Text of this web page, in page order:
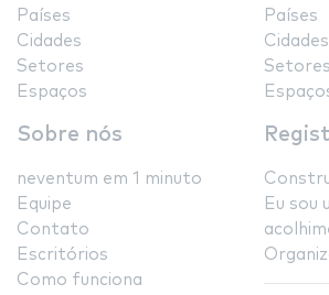
Países
Cidades
Setores
Espaços
Países
Cidades
Setores
Sobre nós
neventum em 1 minuto
Equipe
Contato
Escritórios
Como funciona
Eu sou